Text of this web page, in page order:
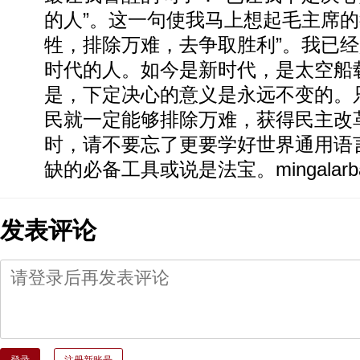
的人”。这一句使我马上想起毛主席
牲，排除万难，去争取胜利”。我已
时代的人。如今是新时代，是太空
是，下定决心的意义是永远不变的
民就一定能够排除万难，获得民主
时，请不要忘了更要学好世界通用
缺的必备工具或说是法宝。
发表评论